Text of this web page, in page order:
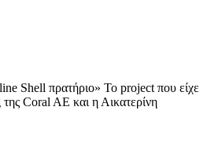
Shell πρατήριο» To project που είχε
Coral AE και η Αικατερίνη